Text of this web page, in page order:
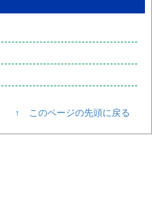
↑ このページの先頭に戻る